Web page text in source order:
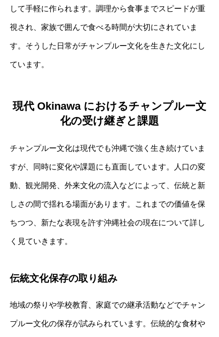
して手軽に作られます。調理から食事までスピードが重
視され、家族で囲んで食べる時間が大切にされていま
す。そうした日常がチャンプルー文化を生きた文化にし
ています。
現代 Okinawa におけるチャンプルー文
化の受け継ぎと課題
チャンプルー文化は現代でも沖縄で強く生き続けていま
すが、同時に変化や課題にも直面しています。人口の変
動、観光開発、外来文化の流入などによって、伝統と新
しさの間で揺れる場面があります。これまでの価値を保
ちつつ、新たな表現を許す沖縄社会の現在について詳し
く見ていきます。
伝統文化保存の取り組み
地域の祭りや学校教育、家庭での継承活動などでチャン
プルー文化の保存が試みられています。伝統的な食材や